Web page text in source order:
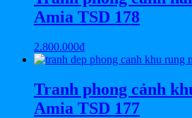
Amia TSD 178
2.800.000₫
Tranh phong cảnh
Amia TSD 177